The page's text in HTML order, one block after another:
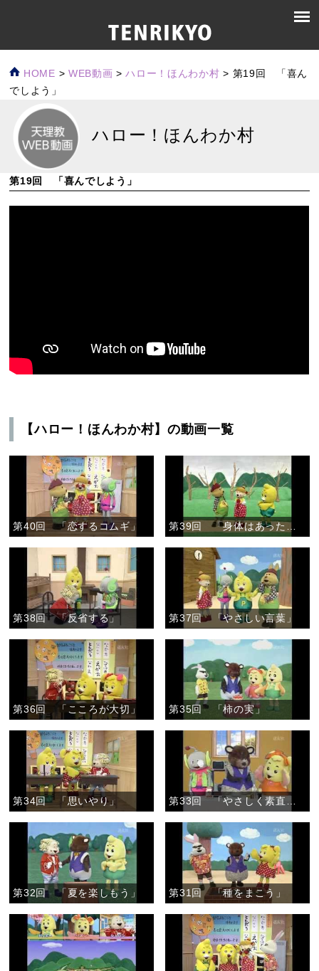
HOME > WEB動画 >ハロー！ほんわか村 > 第19回 「喜ん
でしよう」
ハロー！ほんわか村
第19回 「喜んでしよう」
【ハロー！ほんわか村】の動画一覧
第40回 「恋するコムギ」
第38回 「反省する」 第37回 「やさしい言葉」
第36回 「こころが大切」 第35回 「柿の実」
第34回 「思いやり」
第32回 「夏を楽しもう」 第31回 「種をまこう」